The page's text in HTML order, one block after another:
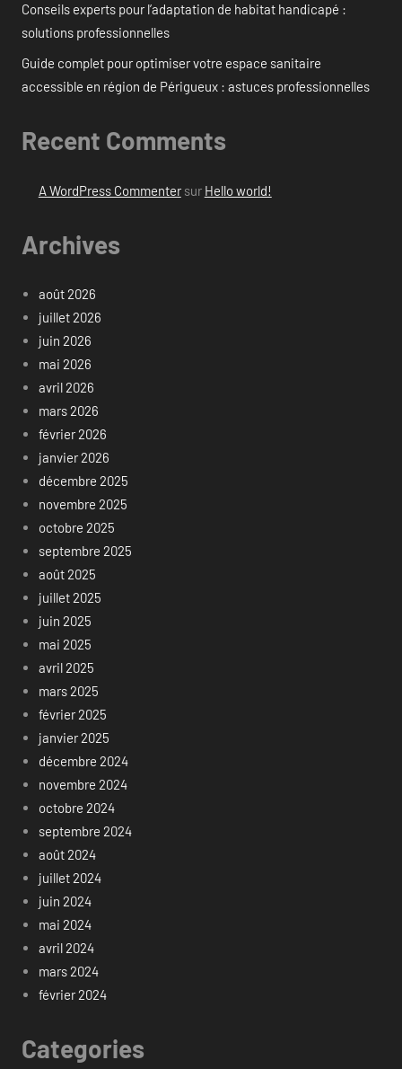
Conseils experts pour l’adaptation de habitat handicapé :
solutions professionnelles
Guide complet pour optimiser votre espace sanitaire
accessible en région de Périgueux : astuces professionnelles
Recent Comments
A WordPress Commentersur Hello world!
Archives
août 2026
juillet 2026
juin 2026
mai 2026
avril 2026
mars 2026
février 2026
janvier 2026
décembre 2025
novembre 2025
octobre 2025
septembre 2025
août 2025
juillet 2025
juin 2025
mai 2025
avril 2025
mars 2025
février 2025
janvier 2025
décembre 2024
novembre 2024
octobre 2024
septembre 2024
août 2024
juillet 2024
juin 2024
mai 2024
avril 2024
mars 2024
février 2024
Categories